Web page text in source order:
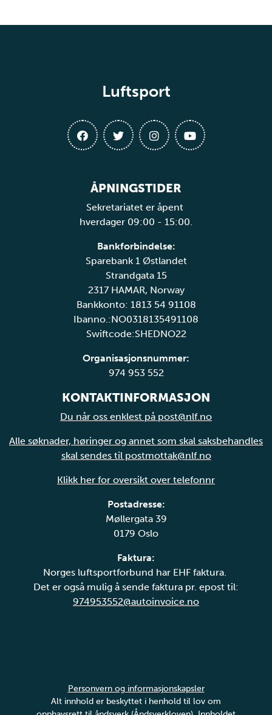
Luftsport
ÅPNINGSTIDER
Sekretariatet er åpent
hverdager 09:00 - 15:00.
Bankforbindelse:
Sparebank 1 Østlandet
Strandgata 15
2317 HAMAR, Norway
Bankkonto: 1813 54 91108
Ibanno.:NO0318135491108
Swiftcode:SHEDNO22
Organisasjonsnummer:
974 953 552
KONTAKTINFORMASJON
Du når oss enklest på post@nlf.no
Alle søknader, høringer og annet som skal saksbehandles
skal sendes til postmottak@nlf.no
Klikk her for oversikt over telefonnr
Postadresse:
Møllergata 39
0179 Oslo
Faktura:
Norges luftsportforbund har EHF faktura.
Det er også mulig å sende faktura pr. epost til:
974953552@autoinvoice.no
Personvern og informasjonskapsler
Alt innhold er beskyttet i henhold til lov om